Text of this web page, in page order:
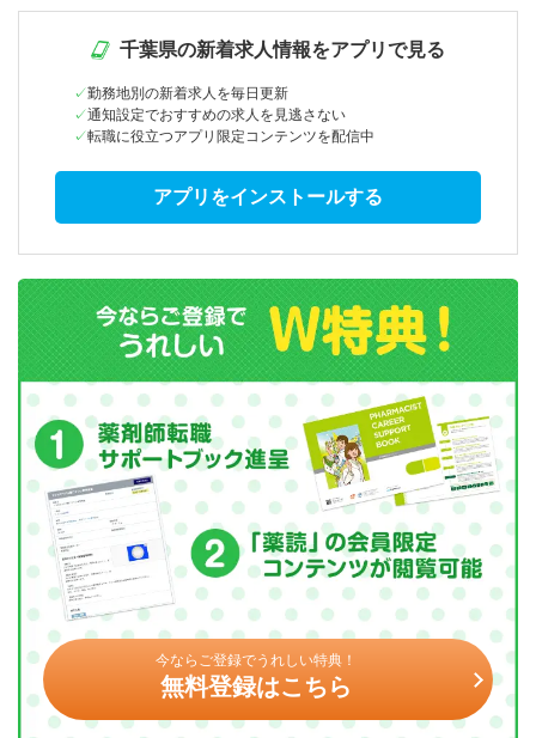
千葉県の新着求人情報をアプリで見る
勤務地別の新着求人を毎日更新
通知設定でおすすめの求人を見逃さない
転職に役立つアプリ限定コンテンツを配信中
アプリをインストールする
今ならご登録でうれしい特典！
無料登録はこちら